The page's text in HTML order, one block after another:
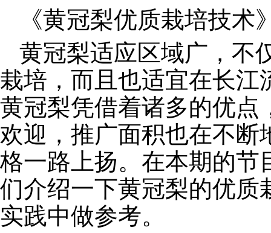
《黄冠梨优质栽培技术
黄冠梨适应区域广，不
栽培，而且也适宜在长江
黄冠梨凭借着诸多的优点
欢迎，推广面积也在不断
格一路上扬。在本期的节
们介绍一下黄冠梨的优质
实践中做参考。